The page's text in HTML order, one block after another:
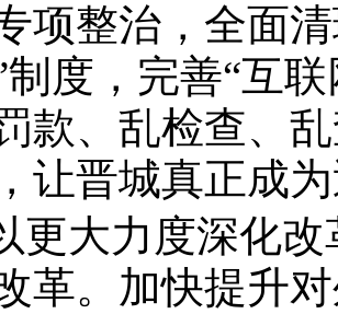
项整治，全面
制度，完善“互
款、乱检查、
让晋城真正成
更大力度深化
革。加快提升